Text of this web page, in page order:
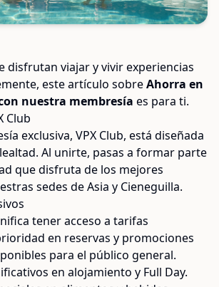
disfrutan viajar y vivir experiencias
este artículo sobreAhorra en
nuestra membresía es para ti.
Club
exclusiva, VPX Club, está diseñada
Al unirte, pasas a formar parte
que disfruta de los mejores
sedes de Asia y Cieneguilla.
tener acceso a tarifas
en reservas y promociones
para el público general.
en alojamiento y Full Day.